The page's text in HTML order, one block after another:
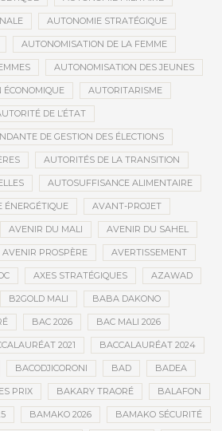
AUTONOMIE STRATÉGIQUE
AUTONOMISATION DE LA FEMME
AUTONOMISATION DES JEUNES
AUTORITARISME
DE L’ÉTAT
DE GESTION DES ÉLECTIONS
AUTORITÉS DE LA TRANSITION
AUTOSUFFISANCE ALIMENTAIRE
ÉNERGÉTIQUE AVANT-PROJET
AVENIR DU MALI AVENIR DU SAHEL
AVENIR PROSPÈRE AVERTISSEMENT
AXES STRATÉGIQUES AZAWAD
B2GOLD MALI BABA DAKONO
BAC 2026 BAC MALI 2026
2021 BACCALAURÉAT 2024
BACODJICORONI BAD BADEA
PRIX BAKARY TRAORÉ BALAFON
BAMAKO 2026 BAMAKO SÉCURITÉ